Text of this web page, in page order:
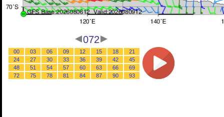
072
00 03 06 09 12 15 18
21
24
27 30 33 36 39 42
45
48
51 54 57 60 63 66
69
72
75 78 81 84 87 90 93